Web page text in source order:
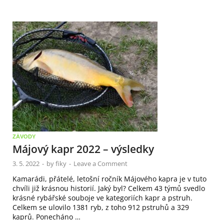
ZÁVODY
Májový kapr 2022 – výsledky
3. 5. 2022 - byfiky - Leave a Comment
Kamarádi, přátelé, letošní ročník Májového kapra je v tuto
chvíli již krásnou historií. Jaký byl? Celkem 43 týmů svedlo
krásné rybářské souboje ve kategoriích kapr a pstruh.
Celkem se ulovilo 1381 ryb, z toho 912 pstruhů a 329
kaprů. Ponecháno …